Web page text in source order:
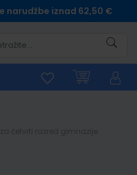
narudžbe iznad 62,50 €